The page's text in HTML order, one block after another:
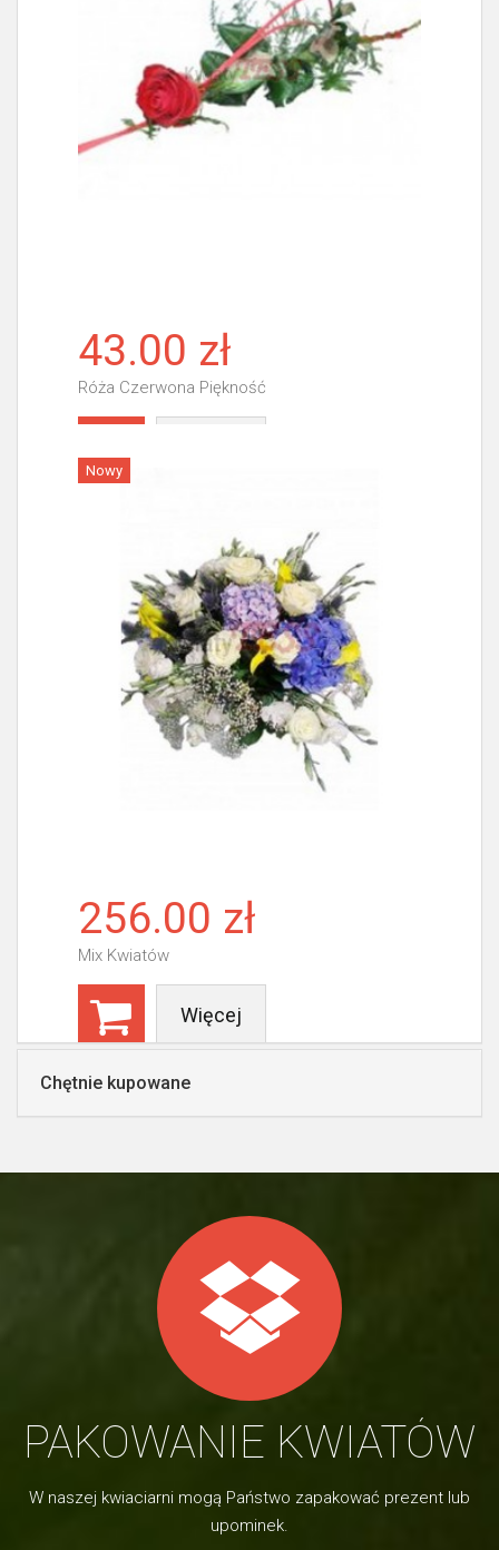
43.00 zł
Róża Czerwona Piękność
Nowy
256.00 zł
Mix Kwiatów
Więcej
Chętnie kupowane
PAKOWANIE KWIATÓW
W naszej kwiaciarni mogą Państwo zapakować prezent lub
upominek.